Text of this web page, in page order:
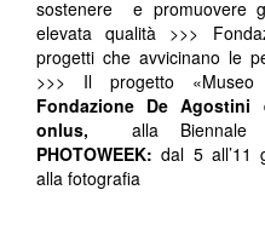
sostenere e promuovere
elevata qualità >>>
progetti che avvicinano le
>>> Il progetto
Fondazione De Agostini
onlus, alla Biennale
PHOTOWEEK:dal 5 all’11
alla fotografia